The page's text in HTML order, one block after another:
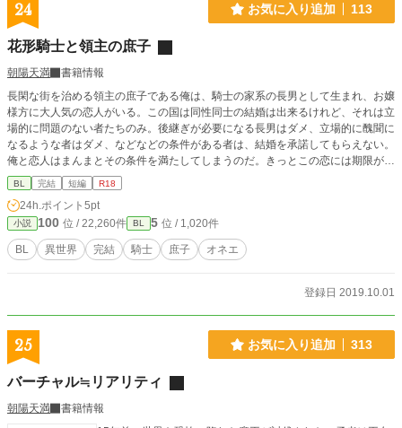
24 お気に入り追加 113
花形騎士と領主の庶子
朝陽天満
書籍情報
長閑な街を治める領主の庶子である俺は、騎士の家系の長男として生まれ、お嬢
様方に大人気の恋人がいる。この国は同性同士の結婚は出来るけれど、それは立
場的に問題のない者たちのみ。後継ぎが必要になる長男はダメ、立場的に醜聞に
なるような者はダメ、などなどの条件がある者は、結婚を承諾してもらえない。
俺と恋人はまんまとその条件を満たしてしまうのだ。きっとこの恋には期限があ
る。それはわかっているけれど。のんびりな俺とオネエな騎士の愛をはぐくむ物
語。
BL 完結 短編 R18
24h.ポイント 5pt
小説 100 位 / 22,260件 BL 5 位 / 1,020件
BL 異世界 完結 騎士 庶子 オネエ
登録日 2019.10.01
25 お気に入り追加 313
バーチャル≒リアリティ
朝陽天満
書籍情報